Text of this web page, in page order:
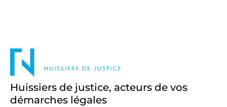
Huissiers de justice, acteurs de vos
démarches légales